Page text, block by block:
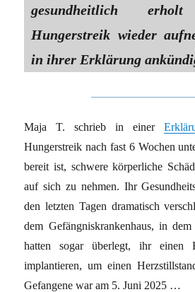
gesundheitlich
Hungerstreik wieder
in ihrer Erklärung
Maja T. schrieb in einer
Hungerstreik nach fast 6 Wochen
bereit ist, schwere körperliche
auf sich zu nehmen. Ihr
den letzten Tagen dramatisch
dem Gefängniskrankenhaus, in
hatten sogar überlegt, ihr einen
implantieren, um einen
Gefangene war am 5. Juni 2025 …